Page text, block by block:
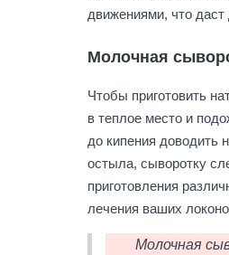
движениями, что
Молочная
Чтобы приготовить
в теплое место и
до кипения доводить
остыла, сыворотку
приготовления
лечения ваших
Молочная